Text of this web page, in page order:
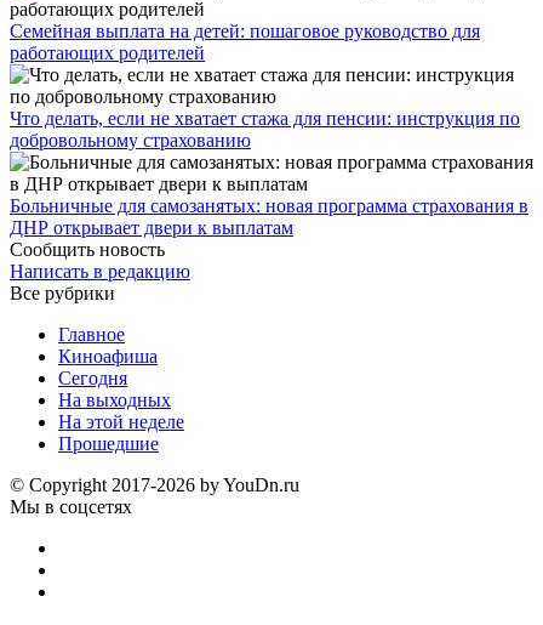
Семейная выплата на детей: пошаговое руководство для
работающих родителей
Что делать, если не хватает стажа для пенсии: инструкция по
добровольному страхованию
Больничные для самозанятых: новая программа страхования в
ДНР открывает двери к выплатам
Сообщить новость
Написать в редакцию
Все рубрики
Главное
Киноафиша
Сегодня
На выходных
На этой неделе
Прошедшие
© Copyright 2017-2026 by YouDn.ru
Мы в соцсетях